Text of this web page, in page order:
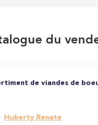
du
de viandes de
Huberty Renate